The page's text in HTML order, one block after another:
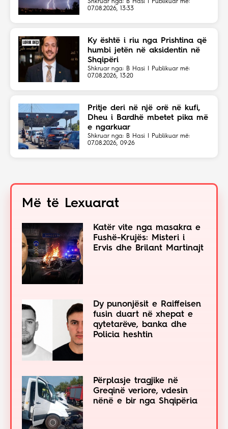
Shkruar nga: B Hasi | Publikuar më:
07.08.2026, 13:33
Ky është i riu nga Prishtina që
humbi jetën në aksidentin në
Shqipëri
Shkruar nga: B Hasi | Publikuar më:
07.08.2026, 13:20
Pritje deri në një orë në kufi,
Dheu i Bardhë mbetet pika më
e ngarkuar
Shkruar nga: B Hasi | Publikuar më:
07.08.2026, 09:26
Më të Lexuarat
Katër vite nga masakra e
Fushë-Krujës: Misteri i
Ervis dhe Brilant Martinajt
Dy punonjësit e Raiffeisen
fusin duart në xhepat e
qytetarëve, banka dhe
Policia heshtin
Përplasje tragjike në
Greqinë veriore, vdesin
nënë e bir nga Shqipëria